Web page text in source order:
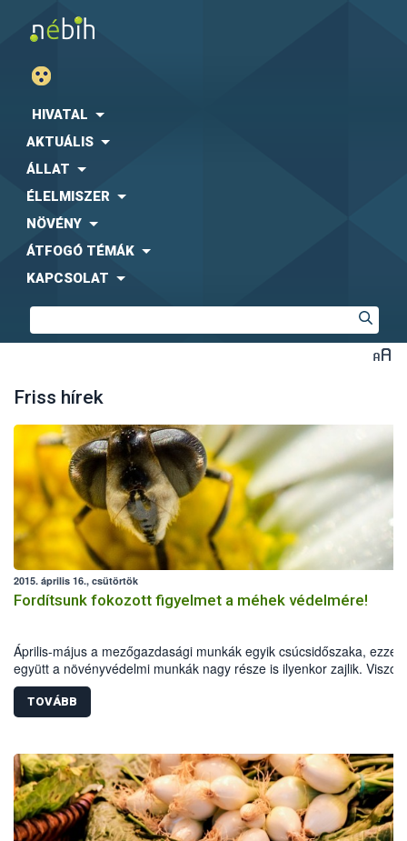
HIVATAL
AKTUÁLIS
ÁLLAT
ÉLELMISZER
NÖVÉNY
ÁTFOGÓ TÉMÁK
KAPCSOLAT
Friss hírek
2015. április 16., csütörtök
Fordítsunk fokozott figyelmet a méhek védelmére!
Április-május a mezőgazdasági munkák egyik csúcsidőszaka, ezzel
együtt a növényvédelmi munkák nagy része is ilyenkor zajlik. Viszont
ebben az időszakban virágzik termesztett növényeink jelentős
TOVÁBB